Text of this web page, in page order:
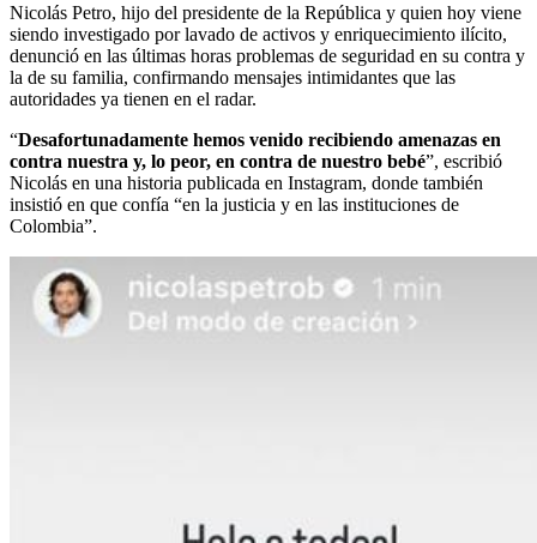
Nicolás Petro, hijo del presidente de la República y quien hoy viene
siendo investigado por lavado de activos y enriquecimiento ilícito,
denunció en las últimas horas problemas de seguridad en su contra y
la de su familia, confirmando mensajes intimidantes que las
autoridades ya tienen en el radar.
“Desafortunadamente hemos venido recibiendo amenazas en
contra nuestra y, lo peor, en contra de nuestro bebé”, escribió
Nicolás en una historia publicada en Instagram, donde también
insistió en que confía “en la justicia y en las instituciones de
Colombia”.